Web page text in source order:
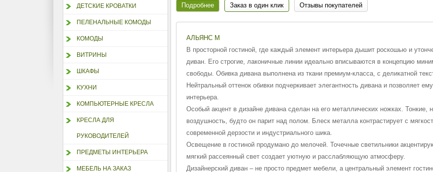
ДЕТСКИЕ КРОВАТКИ
ПЕЛЕНАЛЬНЫЕ КОМОДЫ
КОМОДЫ
ВИТРИНЫ
ШКАФЫ
КУХНИ
КОМПЬЮТЕРНЫЕ КРЕСЛА
КРЕСЛА ДЛЯ
РУКОВОДИТЕЛЕЙ
ПРЕДМЕТЫ ИНТЕРЬЕРА
МЕБЕЛЬ НА ЗАКАЗ
Подробнее Заказ в один клик Отзывы покупателей
АЛЬЯНС М
В просторной гостиной, где каждый элемент интерьера дышит роскошью и
диван. Его строгие, лаконичные линии идеально вписываются в концепцию
свободы. Обивка дивана выполнена из ткани премиум-класса, с деликатной
Нейтральный оттенок обивки подчеркивает элегантность дивана и позволяет
интерьера.
Особый акцент в дизайне дивана сделан на его металлических ножках. Тонкие,
воздушность, будто он парит над полом. Блеск металла контрастирует с
современной дерзости и индустриального шика.
Освещение в гостиной продумано до мелочей. Точечные светильники
мягкий рассеянный свет создает уютную и расслабляющую атмосферу.
Дизайнерский диван – не просто предмет мебели, а центральный элемент